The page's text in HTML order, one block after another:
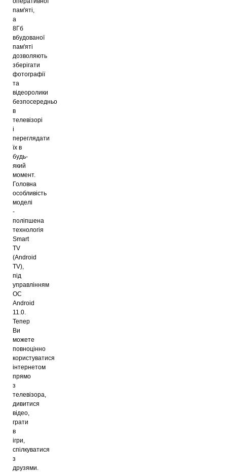
пам'яті,
а
8Гб
вбудованої
пам'яті
дозволяють
зберігати
фотографії
та
відеоролики
безпосередньо
в
телевізорі
і
переглядати
їх в
будь-
який
момент.
Головна
особливість
моделі
-
поліпшена
технологія
Smart
TV
(Android
TV),
під
управлінням
ОС
Android
11.0.
Тепер
Ви
можете
повноцінно
користуватися
інтернетом
прямо
з
телевізора,
дивитися
відео,
грати
в
ігри,
спілкуватися
з
друзями.